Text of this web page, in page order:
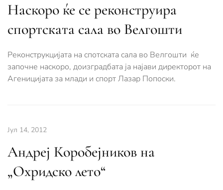
Наскоро ќе се реконструира
спортската сала во Велгошти
Реконструкцијата на спотската сала во Велгошти ќе
започне наскоро, доизградбата ја најави директорот на
Агеницијата за млади и спорт Лазар Попоски.
Јул 14, 2012
Андреј Коробејников на
„Охридско лето“